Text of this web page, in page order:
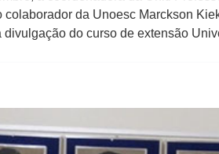
da Unoesc Marckson
divulgação do curso de extensão